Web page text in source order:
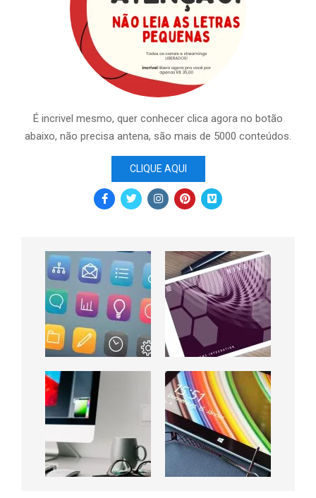
É incrivel mesmo, quer conhecer clica agora no botão
abaixo, não precisa antena, são mais de 5000 conteúdos.
CLIQUE AQUI